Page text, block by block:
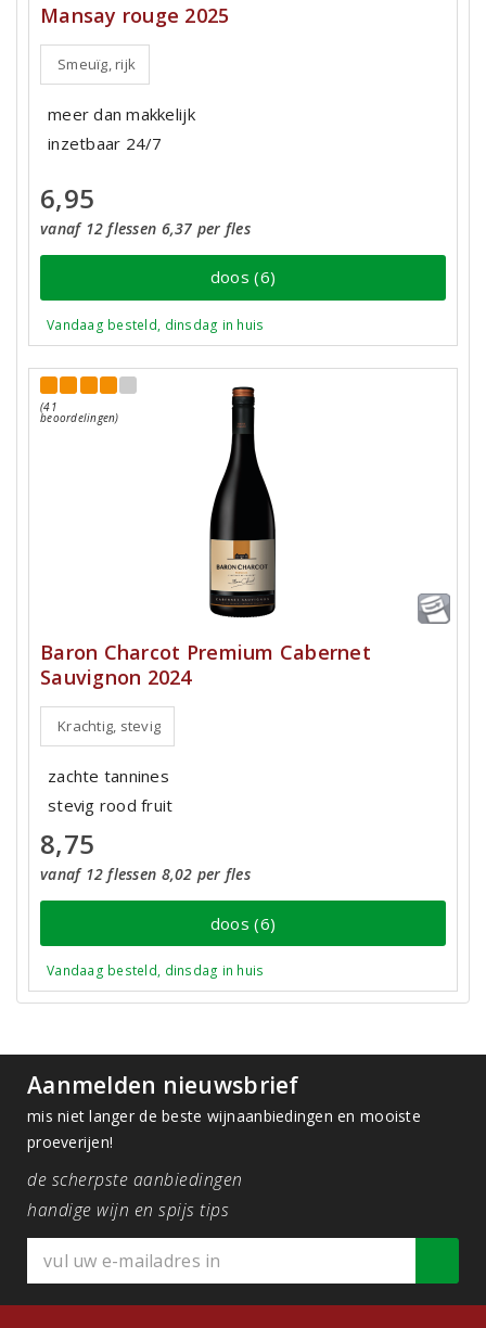
Mansay rouge 2025
Smeuïg, rijk
meer dan makkelijk
inzetbaar 24/7
6,95
vanaf 12 flessen 6,37 per fles
doos (6)
Vandaag besteld, dinsdag in huis
(41
beoordelingen)
Baron Charcot Premium Cabernet
Sauvignon 2024
Krachtig, stevig
zachte tannines
stevig rood fruit
8,75
vanaf 12 flessen 8,02 per fles
doos (6)
Vandaag besteld, dinsdag in huis
Aanmelden nieuwsbrief
mis niet langer de beste wijnaanbiedingen en mooiste
proeverijen!
de scherpste aanbiedingen
handige wijn en spijs tips